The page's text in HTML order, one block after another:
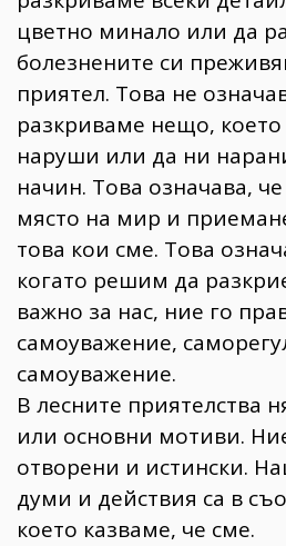
цветно минало или да
болезнените си
приятел. Това не
разкриваме нещо,
наруши или да ни
начин. Това означава,
място на мир и
това кои сме. Това
когато решим да
важно за нас, ние го
самоуважение,
самоуважение.
В лесните приятелства
или основни мотиви.
отворени и истински.
думи и действия са в
което казваме, че сме.